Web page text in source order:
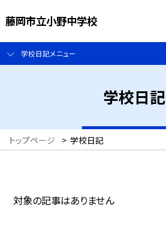
藤岡市立小野中学校
学校日記メニュー
学校日記
トップページ > 学校日記
対象の記事はありません